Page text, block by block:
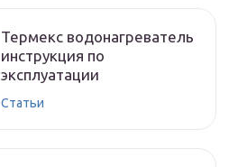
Термекс водонагреватель
инструкция по
эксплуатации
Статьи